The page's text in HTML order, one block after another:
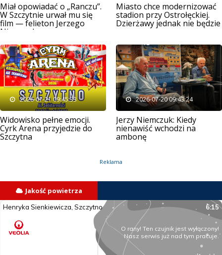
Miał opowiadać o „Ranczu”.
W Szczytnie urwał mu się
film — felieton Jerzego
Niemczuka
Miasto chce modernizować
stadion przy Ostrołęckiej.
Dzierżawy jednak nie będzie
2026-07-21 09:45:33
Widowisko pełne emocji.
Cyrk Arena przyjedzie do
Szczytna
2026-07-20 09:43:24
Jerzy Niemczuk: Kiedy
nienawiść wchodzi na
ambonę
Reklama
Jakość powietrza